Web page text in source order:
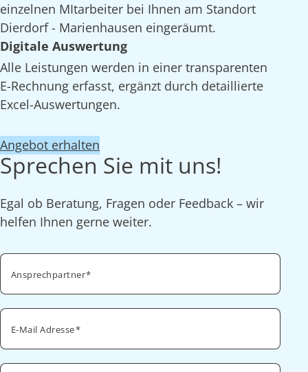
einzelnen MItarbeiter bei Ihnen am Standort
Dierdorf - Marienhausen eingeräumt.
Digitale Auswertung
Alle Leistungen werden in einer transparenten
E-Rechnung erfasst, ergänzt durch detaillierte
Excel-Auswertungen.
Angebot erhalten
Sprechen Sie mit uns!
Egal ob Beratung, Fragen oder Feedback – wir
helfen Ihnen gerne weiter.
Ansprechpartner
E-Mail Adresse